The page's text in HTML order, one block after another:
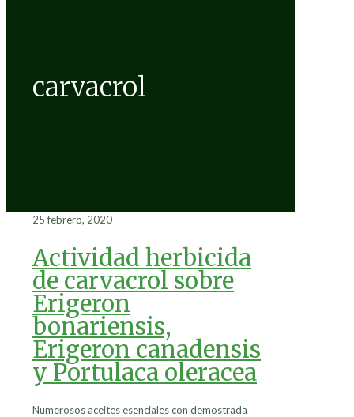
carvacrol
25 febrero, 2020
Actividad herbicida
de carvacrol sobre
Erigeron
bonariensis,
Erigeron canadensis
y Portulaca oleracea
Numerosos aceites esenciales con demostrada